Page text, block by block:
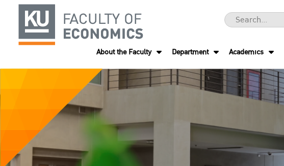
About the Faculty Department Academics